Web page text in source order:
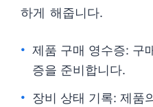
하게 해줍니다.
제품 구매 영수증: 구
증을 준비합니다.
장비 상태 기록: 제품